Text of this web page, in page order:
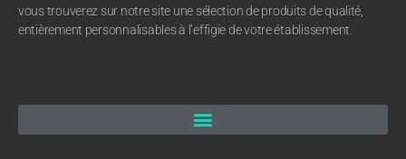
vous trouverez sur notre site une sélection de produits de qualité,
entièrement personnalisables à l’effigie de votre établissement.